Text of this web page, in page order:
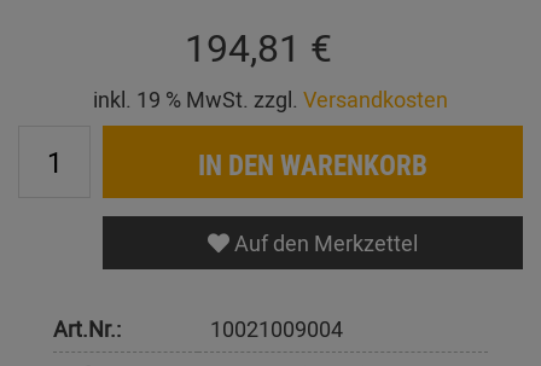
194,81 €
inkl. 19 % MwSt. zzgl. Versandkosten
IN DEN WARENKORB
Auf den Merkzettel
Art.Nr.:
10021009004